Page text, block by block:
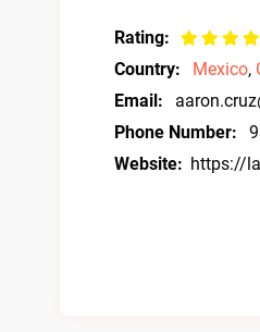
Rating:
Country:
Mexico,
Email:
Phone Number:
Website: https://